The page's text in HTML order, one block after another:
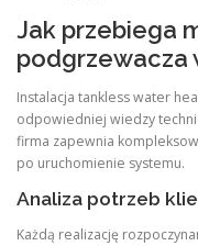
Jak przebiega
podgrzewacza
Instalacja tankless water
odpowiedniej wiedzy
firma zapewnia
po uruchomienie systemu.
Analiza potrzeb
Każdą realizację